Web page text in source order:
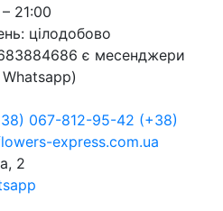
21:00
цілодобово
є месенджери
067-812-95-42 (+38)
express.com.ua
2